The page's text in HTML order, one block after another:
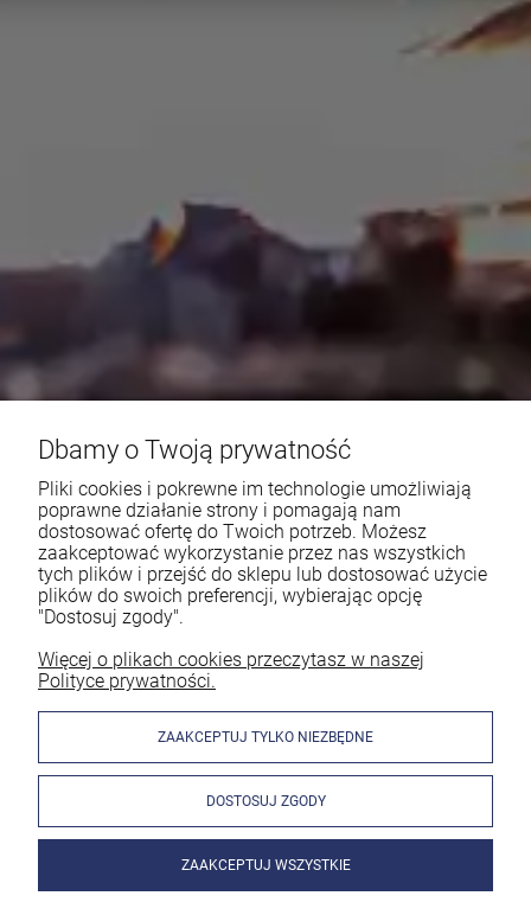
Dbamy o Twoją prywatność
Pliki cookies i pokrewne im technologie umożliwiają
poprawne działanie strony i pomagają nam
dostosować ofertę do Twoich potrzeb. Możesz
zaakceptować wykorzystanie przez nas wszystkich
tych plików i przejść do sklepu lub dostosować użycie
plików do swoich preferencji, wybierając opcję
"Dostosuj zgody".
Więcej o plikach cookies przeczytasz w naszej
Polityce prywatności.
ZAAKCEPTUJ TYLKO NIEZBĘDNE
DOSTOSUJ ZGODY
ZAAKCEPTUJ WSZYSTKIE